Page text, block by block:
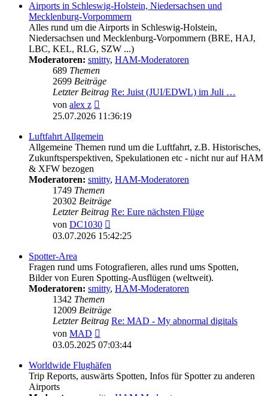
Airports in Schleswig-Holstein, Niedersachsen und
Mecklenburg-Vorpommern
Alles rund um die Airports in Schleswig-Holstein,
Niedersachsen und Mecklenburg-Vorpommern (BRE, HAJ,
LBC, KEL, RLG, SZW ...)
Moderatoren: smitty, HAM-Moderatoren
689 Themen
2699 Beiträge
Letzter Beitrag Re: Juist (JUI/EDWL) im Juli …
von alex z
Beitrag
25.07.2026 11:36:19
Luftfahrt Allgemein
Allgemeine Themen rund um die Luftfahrt, z.B. Historisches,
Zukunftsperspektiven, Spekulationen etc - nicht nur auf HAM
& XFW bezogen
Moderatoren: smitty, HAM-Moderatoren
1749 Themen
20302 Beiträge
Letzter Beitrag Re: Eure nächsten Flüge
von DC1030
Beitrag
03.07.2026 15:42:25
Spotter-Area
Fragen rund ums Fotografieren, alles rund ums Spotten,
Bilder von Euren Spotting-Ausflügen (weltweit).
Moderatoren: smitty, HAM-Moderatoren
1342 Themen
12009 Beiträge
Letzter Beitrag Re: MAD - My abnormal digitals
von MAD
Beitrag
03.05.2025 07:03:44
Worldwide Flughäfen
Trip Reports, auswärts Spotten, Infos für Spotter zu anderen
Airports